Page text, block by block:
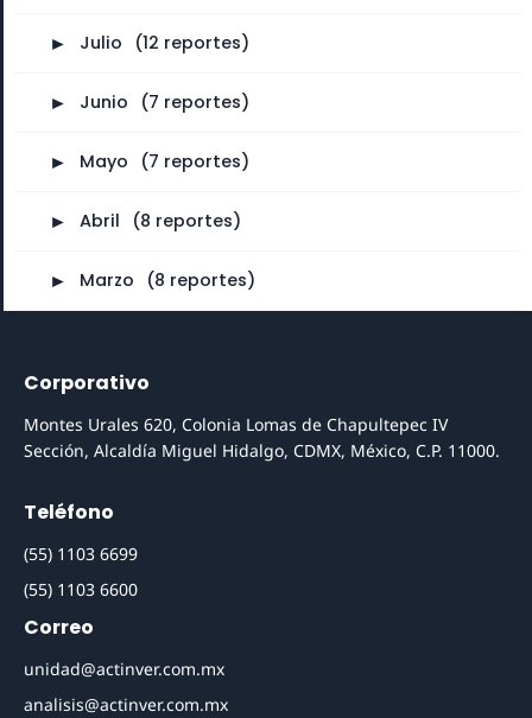
► Julio (12 reportes)
► Junio (7 reportes)
► Mayo (7 reportes)
► Abril (8 reportes)
► Marzo (8 reportes)
Corporativo
Montes Urales 620, Colonia Lomas de Chapultepec IV
Sección, Alcaldía Miguel Hidalgo, CDMX, México, C.P. 11000.
Teléfono
(55) 1103 6699
(55) 1103 6600
Correo
unidad@actinver.com.mx
analisis@actinver.com.mx